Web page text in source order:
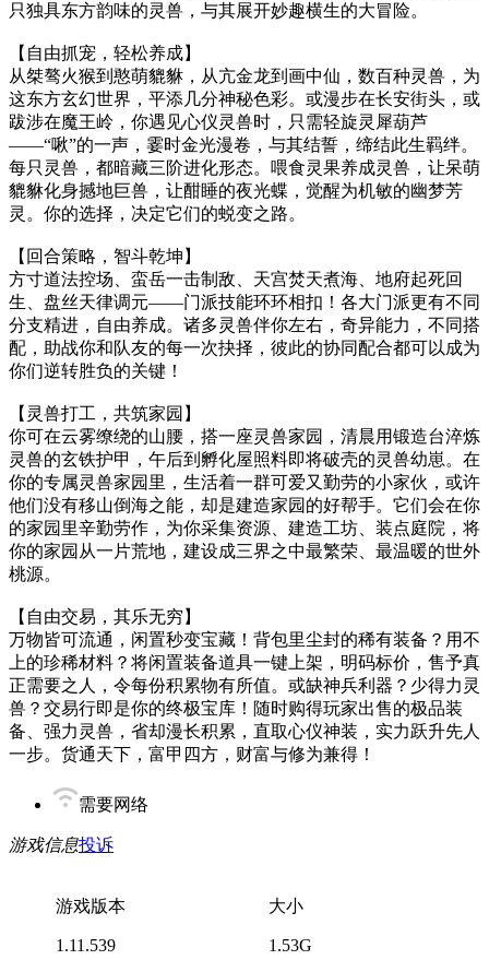
只独具东方韵味的灵兽，与其展开妙趣横生的大冒险。
【自由抓宠，轻松养成】
从桀骜火猴到憨萌貔貅，从亢金龙到画中仙，数百种灵兽，为
这东方玄幻世界，平添几分神秘色彩。或漫步在长安街头，或
跋涉在魔王岭，你遇见心仪灵兽时，只需轻旋灵犀葫芦
——“啾”的一声，霎时金光漫卷，与其结誓，缔结此生羁绊。
每只灵兽，都暗藏三阶进化形态。喂食灵果养成灵兽，让呆萌
貔貅化身撼地巨兽，让酣睡的夜光蝶，觉醒为机敏的幽梦芳
灵。你的选择，决定它们的蜕变之路。
【回合策略，智斗乾坤】
方寸道法控场、蛮岳一击制敌、天宫焚天煮海、地府起死回
生、盘丝天律调元——门派技能环环相扣！各大门派更有不同
分支精进，自由养成。诸多灵兽伴你左右，奇异能力，不同搭
配，助战你和队友的每一次抉择，彼此的协同配合都可以成为
你们逆转胜负的关键！
【灵兽打工，共筑家园】
你可在云雾缭绕的山腰，搭一座灵兽家园，清晨用锻造台淬炼
灵兽的玄铁护甲，午后到孵化屋照料即将破壳的灵兽幼崽。在
你的专属灵兽家园里，生活着一群可爱又勤劳的小家伙，或许
他们没有移山倒海之能，却是建造家园的好帮手。它们会在你
的家园里辛勤劳作，为你采集资源、建造工坊、装点庭院，将
你的家园从一片荒地，建设成三界之中最繁荣、最温暖的世外
桃源。
【自由交易，其乐无穷】
万物皆可流通，闲置秒变宝藏！背包里尘封的稀有装备？用不
上的珍稀材料？将闲置装备道具一键上架，明码标价，售予真
正需要之人，令每份积累物有所值。或缺神兵利器？少得力灵
兽？交易行即是你的终极宝库！随时购得玩家出售的极品装
备、强力灵兽，省却漫长积累，直取心仪神装，实力跃升先人
一步。货通天下，富甲四方，财富与修为兼得！
需要网络
游戏信息投诉
游戏版本
1.11.539
大小
1.53G